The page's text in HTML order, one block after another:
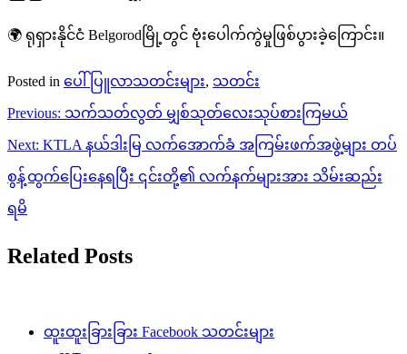
🌍 ရုရှားနိုင်ငံ Belgorodမြို့တွင် ဗုံးပေါက်ကွဲမှုဖြစ်ပွားခဲ့ကြောင်း။
Posted in ပေါ်ပြူလာသတင်းများ, သတင်း
Post
navigation
Previous: သက်သတ်လွတ် မျှစ်သုတ်လေးသုပ်စားကြမယ်
Next: KTLA နယ်ဒါးမြ လက်အောက်ခံ အကြမ်းဖက်အဖွဲ့များ တပ်
စွန့်ထွက်ပြေးနေရပြီး ၎င်းတို့၏ လက်နက်များအား သိမ်းဆည်း
ရမိ
Related Posts
ထူးထူးခြားခြား Facebook သတင်းများ